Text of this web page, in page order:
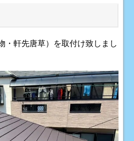
・軒先唐草）を取付け致しまし